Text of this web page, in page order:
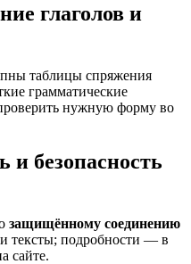
глаголов и
таблицы спряжения
грамматические
нужную форму во
и безопасность
защищённому соединению
тексты; подробности — в
сайте.